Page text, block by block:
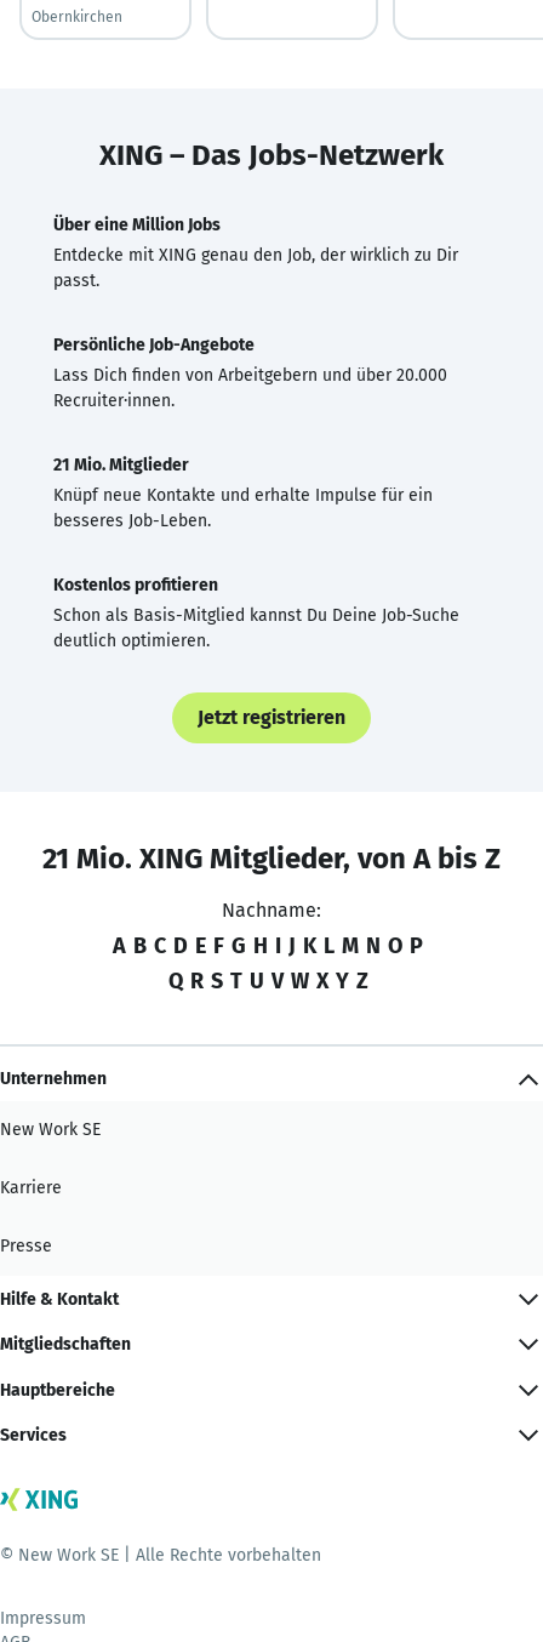
Obernkirchen
XING – Das Jobs-Netzwerk
Über eine Million Jobs
Entdecke mit XING genau den Job, der wirklich zu Dir
passt.
Persönliche Job-Angebote
Lass Dich finden von Arbeitgebern und über 20.000
Recruiter·innen.
21 Mio. Mitglieder
Knüpf neue Kontakte und erhalte Impulse für ein
besseres Job-Leben.
Kostenlos profitieren
Schon als Basis-Mitglied kannst Du Deine Job-Suche
deutlich optimieren.
Jetzt registrieren
21 Mio. XING Mitglieder, von A bis Z
Nachname:
A B C D E F G H I J K L M N O P
Q R S T U V W X Y Z
Unternehmen
New Work SE
Karriere
Presse
Hilfe & Kontakt
Mitgliedschaften
Hauptbereiche
Services
© New Work SE | Alle Rechte vorbehalten
Impressum